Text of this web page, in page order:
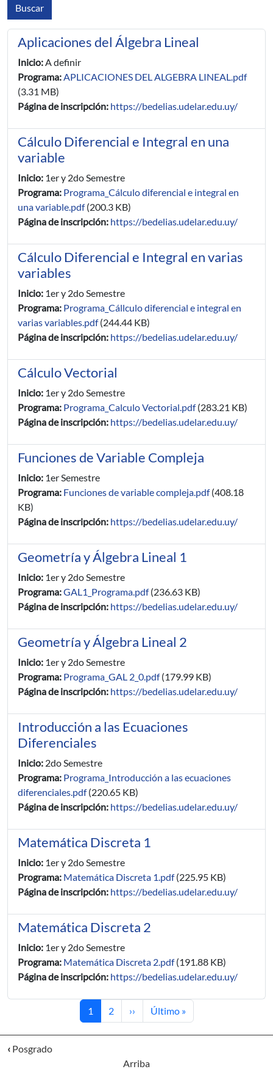
Aplicaciones del Álgebra Lineal
Inicio:A definir
Programa:APLICACIONES DEL ALGEBRA LINEAL.pdf
(3.31 MB)
Página de inscripción: https://bedelias.udelar.edu.uy/
Cálculo Diferencial e Integral en una
variable
Inicio: 1er y 2do Semestre
Programa: Programa_Cálculo diferencial e integral en
una variable.pdf (200.3 KB)
Página de inscripción: https://bedelias.udelar.edu.uy/
Cálculo Diferencial e Integral en varias
variables
Inicio: 1er y 2do Semestre
Programa: Programa_Cállculo diferencial e integral en
varias variables.pdf (244.44 KB)
Página de inscripción: https://bedelias.udelar.edu.uy/
Cálculo Vectorial
Inicio: 1er y 2do Semestre
Programa: Programa_Calculo Vectorial.pdf (283.21 KB)
Página de inscripción: https://bedelias.udelar.edu.uy/
Funciones de Variable Compleja
Inicio: 1er Semestre
Programa: Funciones de variable compleja.pdf (408.18
KB)
Página de inscripción: https://bedelias.udelar.edu.uy/
Geometría y Álgebra Lineal 1
Inicio: 1er y 2do Semestre
Programa:GAL1_Programa.pdf (236.63 KB)
Página de inscripción: https://bedelias.udelar.edu.uy/
Geometría y Álgebra Lineal 2
Inicio: 1er y 2do Semestre
Programa: Programa_GAL 2_0.pdf (179.99 KB)
Página de inscripción: https://bedelias.udelar.edu.uy/
Introducción a las Ecuaciones
Diferenciales
Inicio: 2do Semestre
Programa: Programa_Introducción a las ecuaciones
diferenciales.pdf (220.65 KB)
Página de inscripción: https://bedelias.udelar.edu.uy/
Matemática Discreta 1
Inicio: 1er y 2do Semestre
Programa: Matemática Discreta 1.pdf (225.95 KB)
Página de inscripción: https://bedelias.udelar.edu.uy/
Matemática Discreta 2
Inicio: 1er y 2do Semestre
Programa: Matemática Discreta 2.pdf (191.88 KB)
Página de inscripción: https://bedelias.udelar.edu.uy/
Página actual
1 Página
2 Siguiente página
›› Última página
Último »
‹ Posgrado
Arriba